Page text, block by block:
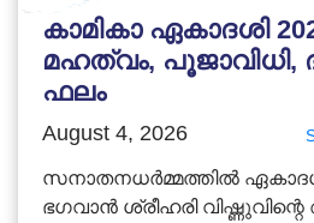
കാമികാ ഏകാദശി
മഹത്വം, പൂജാവിധി,
ഫലം
August 4, 2026
സനാതനധർമ്മത്തിൽ
ഭഗവാൻ ശ്രീഹരി